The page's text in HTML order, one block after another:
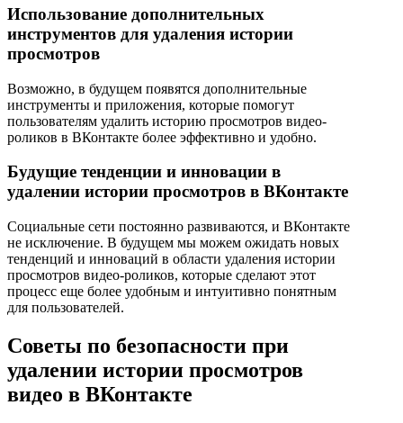
Использование дополнительных
инструментов для удаления истории
просмотров
Возможно, в будущем появятся дополнительные
инструменты и приложения, которые помогут
пользователям удалить историю просмотров видео-
роликов в ВКонтакте более эффективно и удобно.
Будущие тенденции и инновации в
удалении истории просмотров в ВКонтакте
Социальные сети постоянно развиваются, и ВКонтакте
не исключение. В будущем мы можем ожидать новых
тенденций и инноваций в области удаления истории
просмотров видео-роликов, которые сделают этот
процесс еще более удобным и интуитивно понятным
для пользователей.
Советы по безопасности при
удалении истории просмотров
видео в ВКонтакте